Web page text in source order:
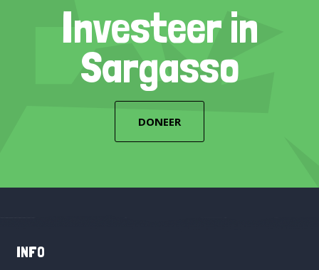
Investeer in
Sargasso
DONEER
INFO